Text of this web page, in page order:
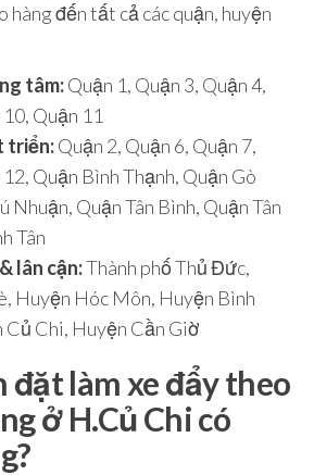
hàng đến tất cả các quận, huyện
tâm:Quận 1, Quận 3, Quận 4,
Quận 11
triển:Quận 2, Quận 6, Quận 7,
Quận Bình Thạnh, Quận Gò
Nhuận, Quận Tân Bình, Quận Tân
Tân
lân cận:Thành phố Thủ Đức,
Huyện Hóc Môn, Huyện Bình
Củ Chi, Huyện Cần Giờ
đặt làm xe đẩy theo
ở H.Củ Chi có